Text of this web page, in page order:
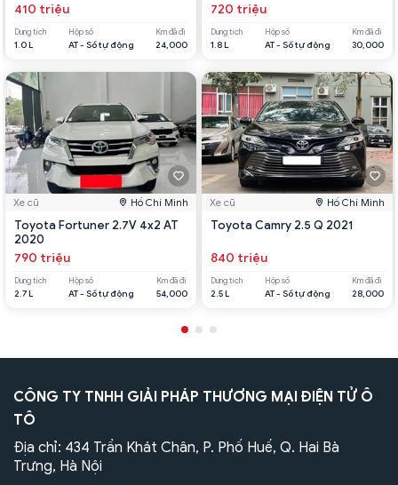
410 triệu
Dung tích
1.0 L
Hộp số
AT - Số tự động
Km đã đi
24,000
Xe cũ Hồ Chí Minh
Toyota Fortuner 2.7V 4x2 AT
2020
790 triệu
Dung tích
2.7 L
Hộp số
AT - Số tự động
Km đã đi
54,000
720 triệu
Dung tích
1.8 L
Hộp số
AT - Số tự động
Km đã đi
30,000
Xe cũ Hồ Chí Minh
Toyota Camry 2.5 Q 2021
840 triệu
Dung tích
2.5 L
Hộp số
AT - Số tự động
Km đã đi
28,000
CÔNG TY TNHH GIẢI PHÁP THƯƠNG MẠI ĐIỆN TỬ Ô
TÔ
Địa chỉ: 434 Trần Khát Chân, P. Phố Huế, Q. Hai Bà
Trưng, Hà Nội